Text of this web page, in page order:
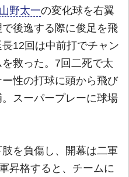
山野太一の変化球を右翼
後逸する際に俊足を飛
12回は中前打でチャン
救った。7回二死で太
性の打球に頭から飛び
スーパープレーに球場
を負傷し、開幕は二軍
昇格すると、チームに